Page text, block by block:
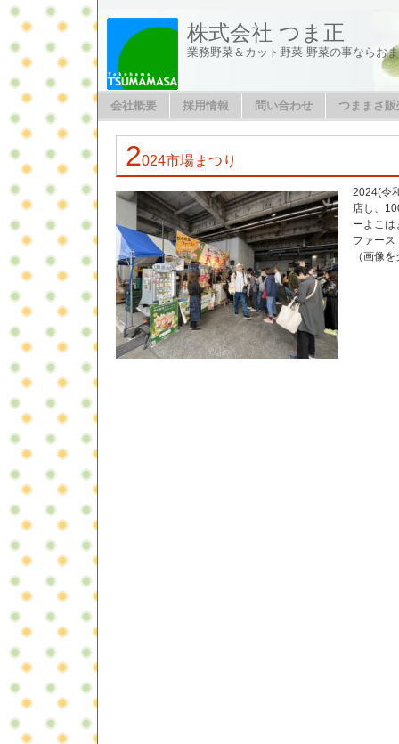
株式会社 つま正
業務野菜＆カット野菜 野菜の事ならお
会社概要 採用情報 問い合わせ つままさ
2024市場まつり
2024(令
店し、
ーよこは
ファース
（画像